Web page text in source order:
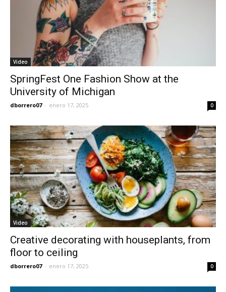
Video
SpringFest One Fashion Show at the
University of Michigan
dborrero07 - enero 17, 2025 0
Video
Creative decorating with houseplants, from
floor to ceiling
dborrero07 - enero 17, 2025 0